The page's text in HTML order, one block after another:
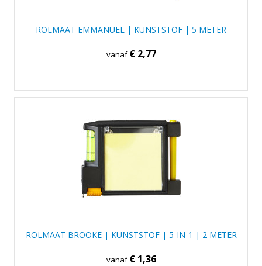
ROLMAAT EMMANUEL | KUNSTSTOF | 5 METER
vanaf€ 2,77
ROLMAAT BROOKE | KUNSTSTOF | 5-IN-1 | 2 METER
vanaf€ 1,36